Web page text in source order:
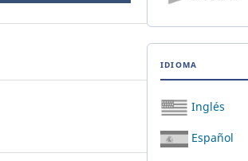
IDIOMA
Inglés
Español